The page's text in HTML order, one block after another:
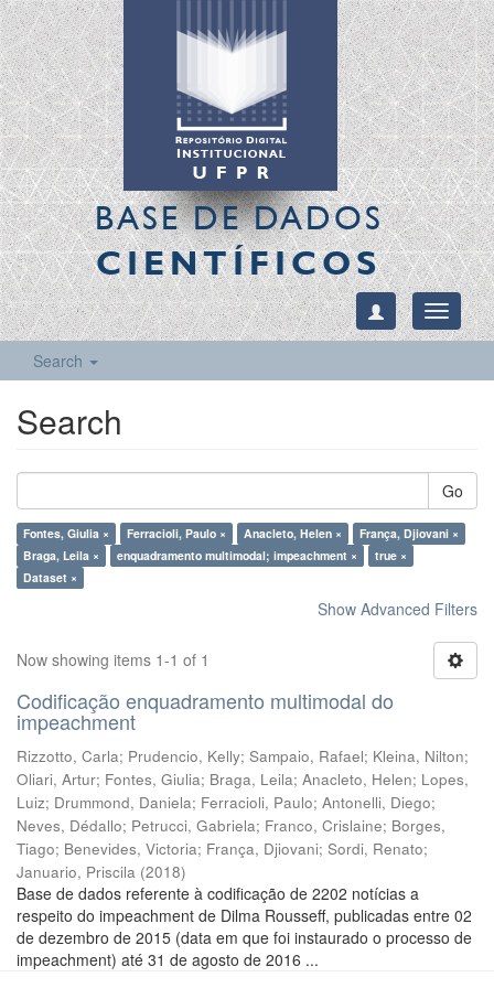
BASE DE DADOS
CIENTÍFICOS
Toggle
Search
Search
Go
Fontes, Giulia × Ferracioli, Paulo × Anacleto, Helen ×
França, Djiovani ×
Braga, Leila ×
enquadramento multimodal; impeachment ×
true ×
Dataset ×
Show Advanced Filters
Now showing items 1-1 of 1
Codificação enquadramento multimodal do
impeachment
Rizzotto, Carla; Prudencio, Kelly; Sampaio, Rafael; Kleina, Nilton;
Oliari, Artur; Fontes, Giulia; Braga, Leila; Anacleto, Helen; Lopes,
Luiz; Drummond, Daniela; Ferracioli, Paulo; Antonelli, Diego;
Neves, Dédallo; Petrucci, Gabriela; Franco, Crislaine; Borges,
Tiago; Benevides, Victoria; França, Djiovani; Sordi, Renato;
Januario, Priscila (2018)
Base de dados referente à codificação de 2202 notícias a
respeito do impeachment de Dilma Rousseff, publicadas entre 02
de dezembro de 2015 (data em que foi instaurado o processo de
impeachment) até 31 de agosto de 2016 ...